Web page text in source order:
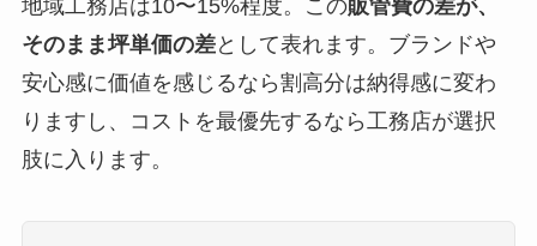
地域工務店は10〜15%程度。この販管費の差が、
そのまま坪単価の差として表れます。ブランドや
安心感に価値を感じるなら割高分は納得感に変わ
りますし、コストを最優先するなら工務店が選択
肢に入ります。